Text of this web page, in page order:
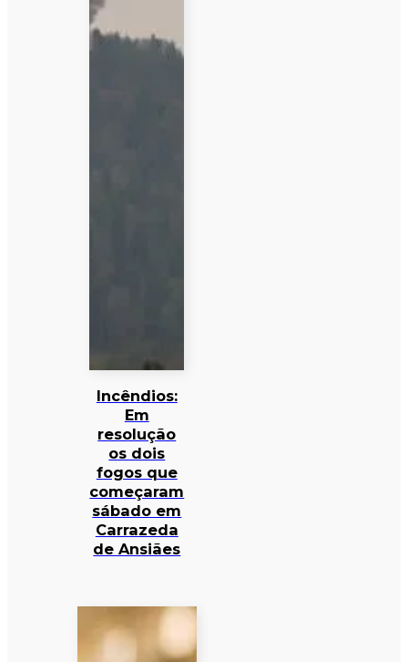
Incêndios:
Em
resolução
os dois
fogos que
começaram
sábado em
Carrazeda
de Ansiães